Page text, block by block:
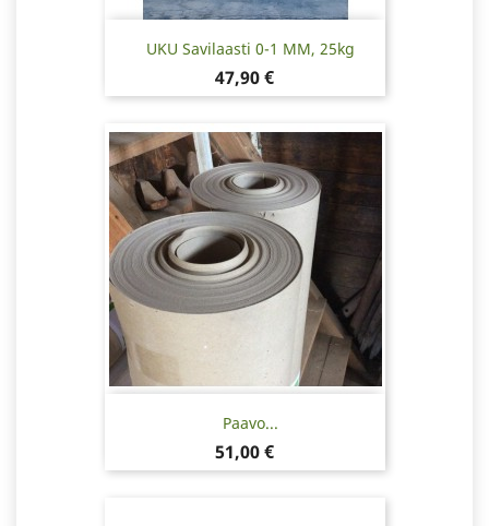
UKU Savilaasti 0-1 MM, 25kg
Hinta
47,90 €
Paavo...
Hinta
51,00 €